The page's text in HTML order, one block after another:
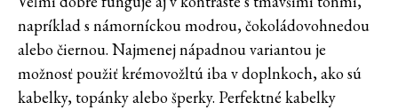
napríklad s námorníckou modrou, čokoládovohnedou
alebo čiernou. Najmenej nápadnou variantou je
možnosť použiť krémovožltú iba v doplnkoch, ako sú
kabelky, topánky alebo šperky. Perfektné kabelky